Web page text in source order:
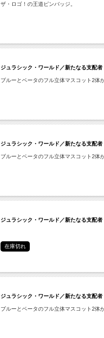
ザ・ロゴ！の王道ピンバッジ。
ジュラシック・ワールド／新たなる支配
ブルーとベータのフル立体マスコット2体
ジュラシック・ワールド／新たなる支配
ブルーとベータのフル立体マスコット2体
ジュラシック・ワールド／新たなる支配
在庫切れ
ジュラシック・ワールド／新たなる支配
ブルーとベータのフル立体マスコット2体